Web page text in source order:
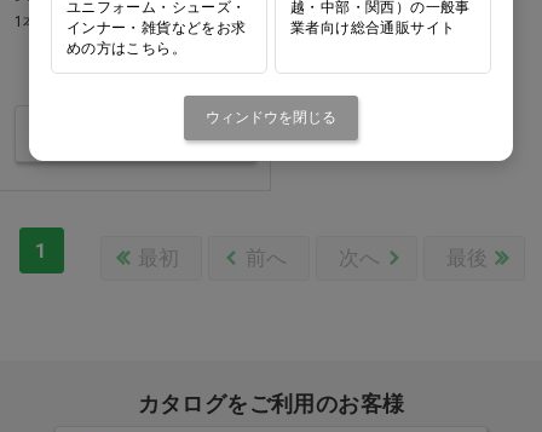
1本
価格：ログイン後表示
1 最初 前へ 次へ 最後
カタログをご利用のお客様
ユニフォーム・シューズ・
インナー・雑貨などをお求
めの方はこちら。
越・中部・関西）の一般事
業者向け総合通販サイト
ウィンドウを閉じる